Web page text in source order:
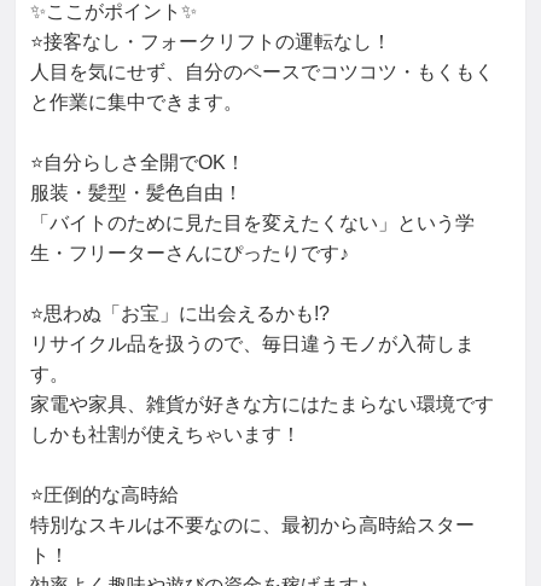
✨ここがポイント✨
⭐接客なし・フォークリフトの運転なし！
人目を気にせず、自分のペースでコツコツ・もくもく
と作業に集中できます。
⭐自分らしさ全開でOK！
服装・髪型・髪色自由！
「バイトのために見た目を変えたくない」という学
生・フリーターさんにぴったりです♪
⭐思わぬ「お宝」に出会えるかも!?
リサイクル品を扱うので、毎日違うモノが入荷しま
す。
家電や家具、雑貨が好きな方にはたまらない環境です
しかも社割が使えちゃいます！
⭐圧倒的な高時給
特別なスキルは不要なのに、最初から高時給スター
ト！